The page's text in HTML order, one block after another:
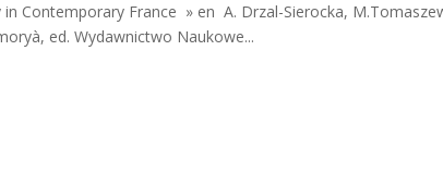
in Contemporary France » en A. Drzal-Sierocka,
ed. Wydawnictwo Naukowe...